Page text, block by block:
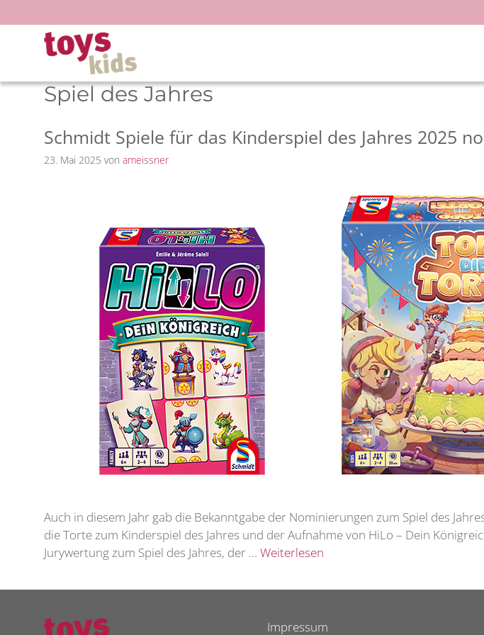
Inhalt
springen
Spiel des Jahres
Schmidt Spiele für das Kinderspiel des Jahres 2025
23. Mai 2025 von ameissner
Auch in diesem Jahr gab die Bekanntgabe der Nominierungen zum Spiel des
die Torte zum Kinderspiel des Jahres und der Aufnahme von HiLo – Dein
Jurywertung zum Spiel des Jahres, der … Weiterlesen
Impressum